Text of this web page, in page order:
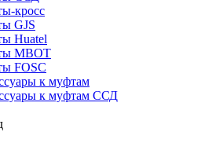
кросс
GJS
Huatel
МВОТ
FOSC
к муфтам
к муфтам ССД